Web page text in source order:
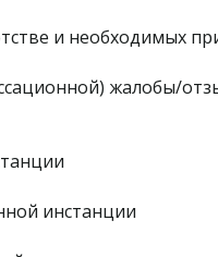
и необходимых
жалобы/
инстанции